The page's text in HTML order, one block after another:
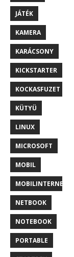
JÁTÉK
KAMERA
KARÁCSONY
KICKSTARTER
KOCKASFUZET
KÜTYÜ
LINUX
MICROSOFT
MOBIL
MOBILINTERNET
NETBOOK
NOTEBOOK
PORTABLE